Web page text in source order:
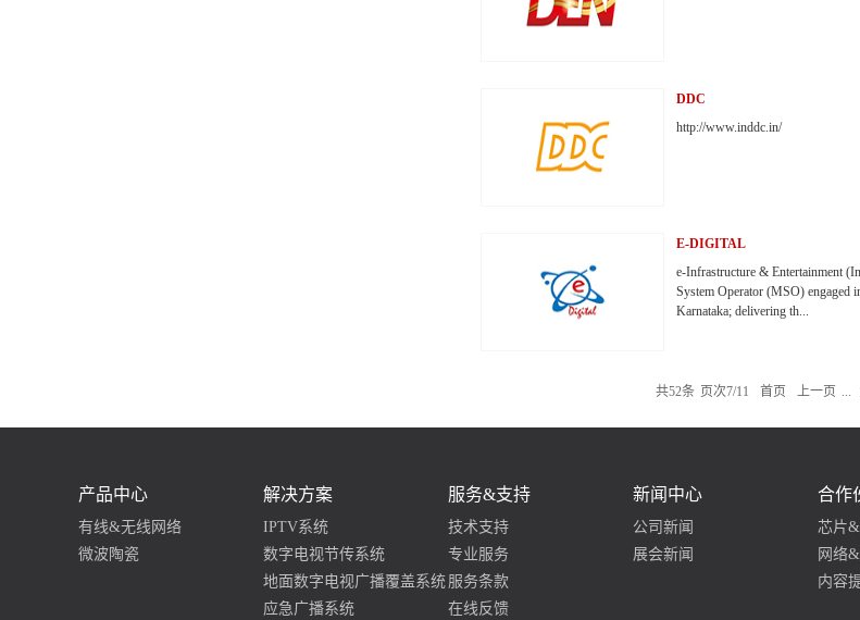
DDC
http://www.inddc.in/
E-DIGITAL
e-Infrastructure & Entertainment
System Operator (MSO) engaged
Karnataka; delivering th...
Cable TV networking and Internet
million of households and
共52条 页次7/11 首页 上一页 ...
产品中心
有线&无线网络
微波陶瓷
解决方案
IPTV系统
数字电视节传系统
地面数字电视广播覆盖系统
应急广播系统
服务&支持
技术支持
专业服务
服务条款
在线反馈
新闻中心
公司新闻
展会新闻
合作
芯片
网络
内容